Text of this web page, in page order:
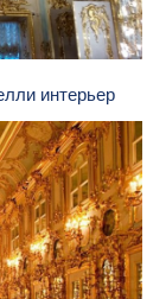
интерьер